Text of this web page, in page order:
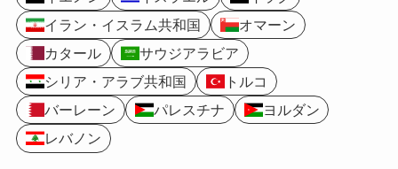
イラン・イスラム共和国
オマーン
カタール
サウジアラビア
シリア・アラブ共和国
トルコ
バーレーン
パレスチナ
ヨルダン
レバノン